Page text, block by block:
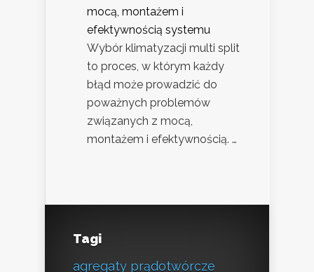
mocą, montażem i
efektywnością systemu
Wybór klimatyzacji multi split
to proces, w którym każdy
błąd może prowadzić do
poważnych problemów
związanych z mocą,
montażem i efektywnością. …
Tagi
agregaty prądotwórcze